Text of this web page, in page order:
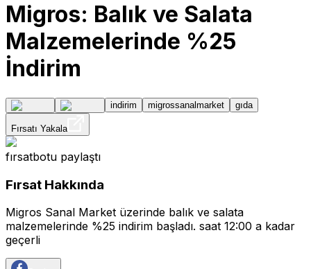
Migros: Balık ve Salata
Malzemelerinde %25
İndirim
indirim migrossanalmarket gıda
Fırsatı Yakala
fırsatbotu paylaştı
Fırsat Hakkında
Migros Sanal Market üzerinde balık ve salata
malzemelerinde %25 indirim başladı. saat 12:00 a kadar
geçerli